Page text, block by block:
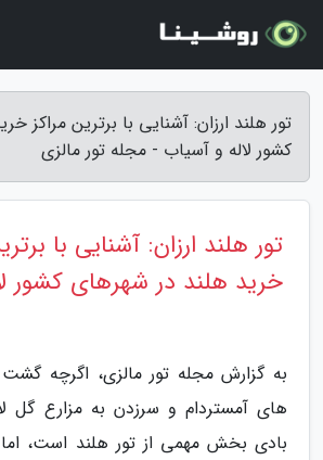
تور هلند ارزان: آشنایی با برترین مراکز
کشور لاله و آسیاب - مجله تور مالزی
تور هلند ارزان: آشنایی با
خرید هلند در شهرهای کشور
به گزارش مجله تور مالزی، اگرچه گشت
های آمستردام و سرزدن به مزارع گل
بادی بخش مهمی از تور هلند است،